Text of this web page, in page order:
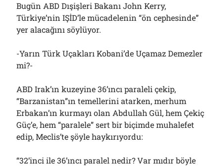
Bugün ABD Dışişleri Bakanı John Kerry,
Türkiye’nin IŞİD’le mücadelenin “ön cephesinde”
yer alacağını söylüyor.
-Yarın Türk Uçakları Kobani’de Uçamaz Demezler
mi?-
ABD Irak’ın kuzeyine 36’ıncı paraleli çekip,
“Barzanistan”ın temellerini atarken, merhum
Erbakan’ın kurmayı olan Abdullah Gül, hem Çekiç
Güç’e, hem “paralele” sert bir biçimde muhalefet
edip, Meclis’te şöyle haykırıyordu:
“32’inci ile 36’ıncı paralel nedir? Var mıdır böyle